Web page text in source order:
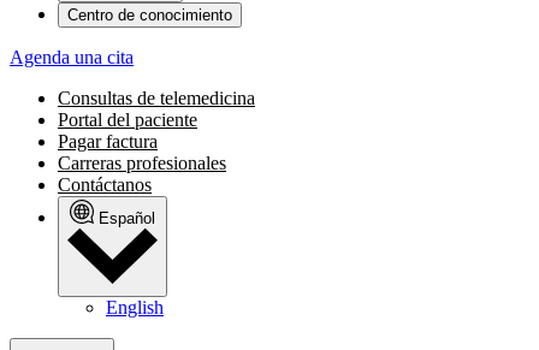
Centro de conocimiento
Agenda una cita
Consultas de telemedicina
Portal del paciente
Pagar factura
Carreras profesionales
Contáctanos
Español
English